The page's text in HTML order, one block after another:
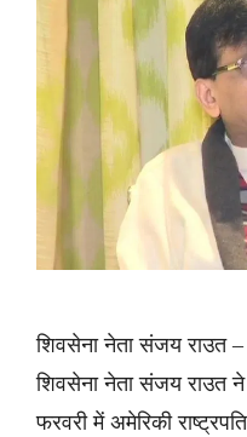
शिवसेना नेता संजय राउत
शिवसेना नेता संजय राउत ने
फरवरी में अमेरिकी